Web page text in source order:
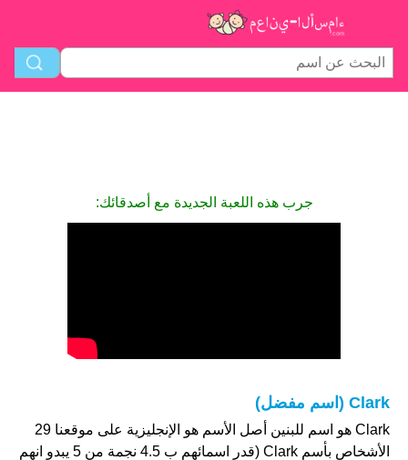
جرب هذه اللعبة الجديدة مع أصدقائك:
Clark (اسم مفضل)
Clark هو اسم للبنين أصل الأسم هو الإنجليزية على موقعنا 29
الأشخاص بأسم Clark (قدر اسمائهم ب 4.5 نجمة من 5 يبدو انهم